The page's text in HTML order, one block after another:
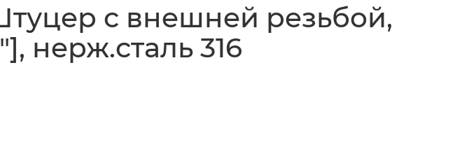
с внешней резьбой,
нерж.сталь 316